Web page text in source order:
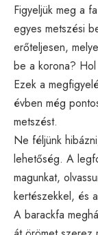
Figyeljük meg a
egyes metszési
erőteljesen,
be a korona? Hol
Ezek a
évben még
metszést.
Ne féljünk
lehetőség. A
magunkat,
kertészekkel, és
A barackfa